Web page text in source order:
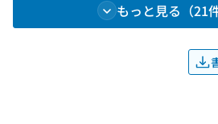
もっと見る（21